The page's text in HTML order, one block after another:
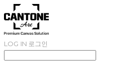
LOG IN 로그인